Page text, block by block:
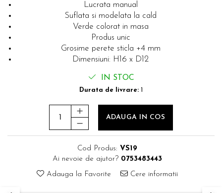
Lucrata manual
Suflata si modelata la cald
Verde colorat in masa
Produs unic
Grosime perete sticla +4 mm
Dimensiuni: H16 x D12
IN STOC
Durata de livrare: 1
ADAUGA IN COS
Cod Produs: VS19
Ai nevoie de ajutor? 0753483443
Adauga la Favorite Cere informatii